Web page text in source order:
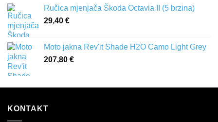
Ručica mjenjača Škoda Octavia II (5 brzina)
29,40 €
Moto jakna Rev'it Shade H2O Camo Light Grey
207,80 €
KONTAKT